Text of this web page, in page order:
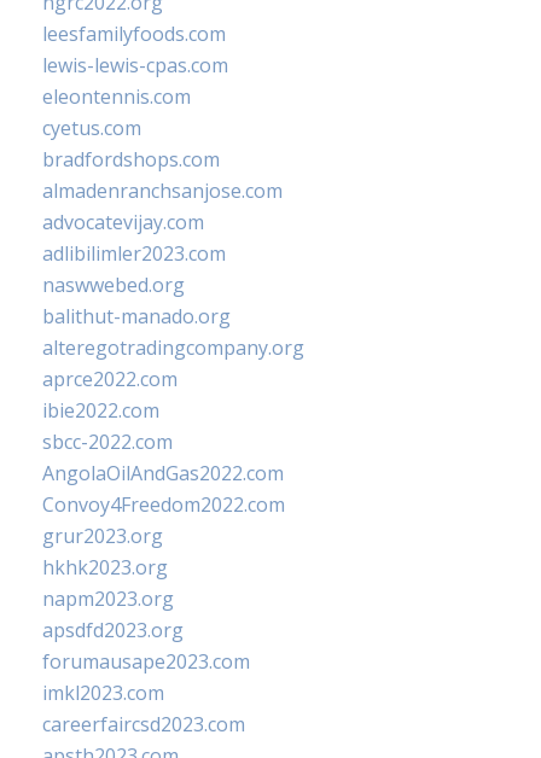
leesfamilyfoods.com
lewis-lewis-cpas.com
eleontennis.com
cyetus.com
bradfordshops.com
almadenranchsanjose.com
advocatevijay.com
adlibilimler2023.com
naswwebed.org
balithut-manado.org
alteregotradingcompany.org
aprce2022.com
ibie2022.com
sbcc-2022.com
AngolaOilAndGas2022.com
Convoy4Freedom2022.com
grur2023.org
hkhk2023.org
napm2023.org
apsdfd2023.org
forumausape2023.com
imkl2023.com
careerfaircsd2023.com